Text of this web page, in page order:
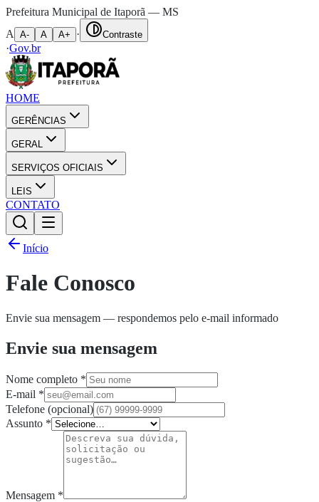
Prefeitura Municipal de Itaporã — MS
A
A- A A+ · Contraste
·Gov.br
HOME
GERÊNCIAS
GERAL
SERVIÇOS OFICIAIS
LEIS
CONTATO
Início
Fale Conosco
Envie sua mensagem — respondemos pelo e-mail informado
Envie sua mensagem
Nome completo *
E-mail *
Telefone (opcional)
Assunto *
Mensagem *